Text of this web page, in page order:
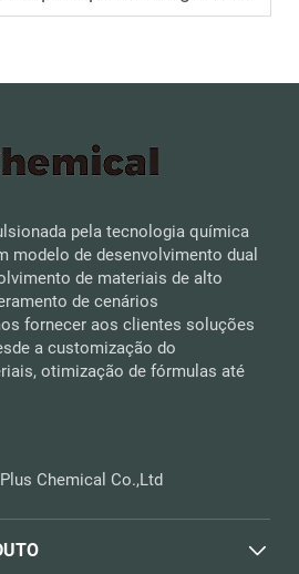
pela tecnologia química
modelo de desenvolvimento dual
de materiais de alto
de cenários
fornecer aos clientes soluções
a customização do
otimização de fórmulas até
Chemical Co.,Ltd